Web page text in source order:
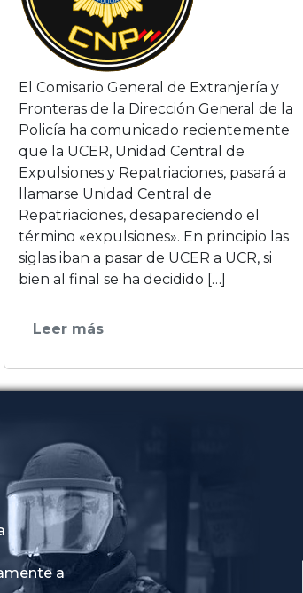
El Comisario General de Extranjería y
Fronteras de la Dirección General de la
Policía ha comunicado recientemente
que la UCER, Unidad Central de
Expulsiones y Repatriaciones, pasará a
llamarse Unidad Central de
Repatriaciones, desapareciendo el
término «expulsiones». En principio las
siglas iban a pasar de UCER a UCR, si
bien al final se ha decidido […]
Leer más
a